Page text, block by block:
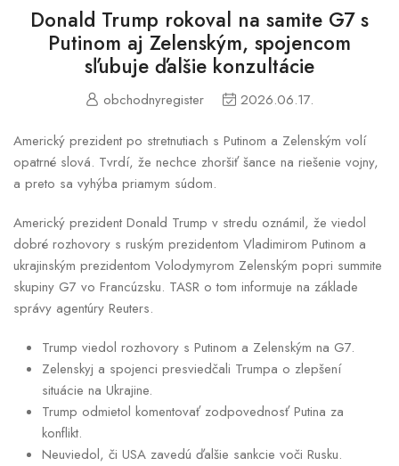
Donald Trump rokoval na samite G7 s
Putinom aj Zelenským, spojencom
sľubuje ďalšie konzultácie
obchodnyregister 2026.06.17.
Americký prezident po stretnutiach s Putinom a Zelenským volí
opatrné slová. Tvrdí, že nechce zhoršiť šance na riešenie vojny,
a preto sa vyhýba priamym súdom.
Americký prezident Donald Trump v stredu oznámil, že viedol
dobré rozhovory s ruským prezidentom Vladimirom Putinom a
ukrajinským prezidentom Volodymyrom Zelenským popri summite
skupiny G7 vo Francúzsku. TASR o tom informuje na základe
správy agentúry Reuters.
Trump viedol rozhovory s Putinom a Zelenským na G7.
Zelenskyj a spojenci presviedčali Trumpa o zlepšení
situácie na Ukrajine.
Trump odmietol komentovať zodpovednosť Putina za
konflikt.
Neuviedol, či USA zavedú ďalšie sankcie voči Rusku.